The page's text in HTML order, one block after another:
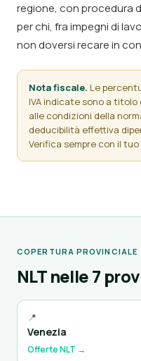
regione, con procedura
per chi, fra impegni di
non doversi recare in
Nota fiscale. Le
IVA indicate sono a
alle condizioni della
deducibilità effettiva
Verifica sempre con il
COPERTURA PROVINCIALE
NLT nelle 7
📍
Venezia
Offerte NLT →